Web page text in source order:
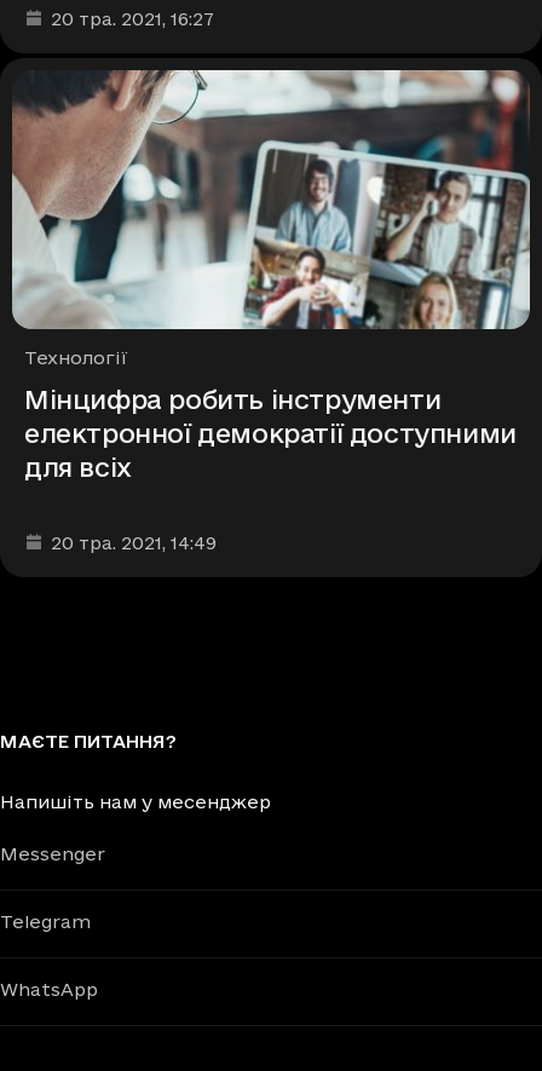
Дата та час публікації
20 тра. 2021, 16:27
Рубрики
Технології
Мінцифра робить інструменти
електронної демократії доступними
для всіх
Дата та час публікації
20 тра. 2021, 14:49
МАЄТЕ ПИТАННЯ?
Напишіть нам у месенджер
Messenger
Telegram
WhatsApp